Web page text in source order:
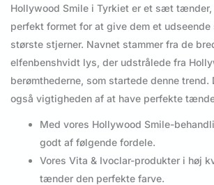
Hollywood Smile i Tyrkiet er et sæt tænder,
perfekt formet for at give dem et udseende
største stjerner. Navnet stammer fra de
elfenbenshvidt lys, der udstrålede fra
berømthederne, som startede denne trend.
også vigtigheden af at have perfekte
Med vores Hollywood Smile-
godt af følgende fordele.
Vores Vita & Ivoclar-produkter i høj
tænder den perfekte farve.